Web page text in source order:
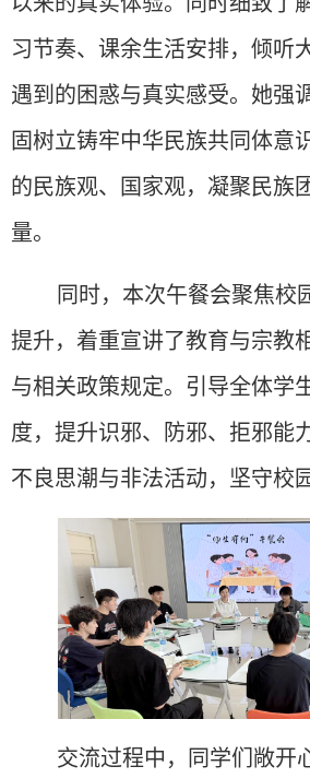
习节奏、课余生活安排，倾听
遇到的困惑与真实感受。她强
固树立铸牢中华民族共同体意
的民族观、国家观，凝聚民族
量。
同时，本次午餐会聚焦校
提升，着重宣讲了教育与宗教
与相关政策规定。引导全体学
度，提升识邪、防邪、拒邪能
不良思潮与非法活动，坚守校
交流过程中，同学们敞开